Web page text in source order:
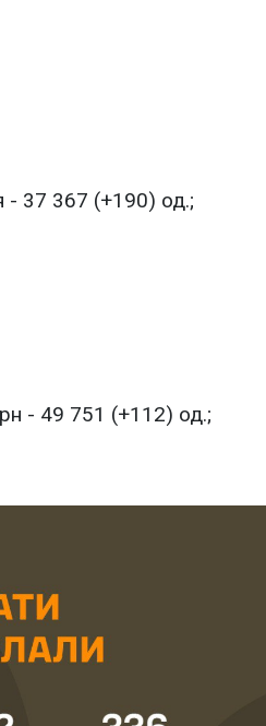
- 37 367 (+190) од.;
- 49 751 (+112) од.;